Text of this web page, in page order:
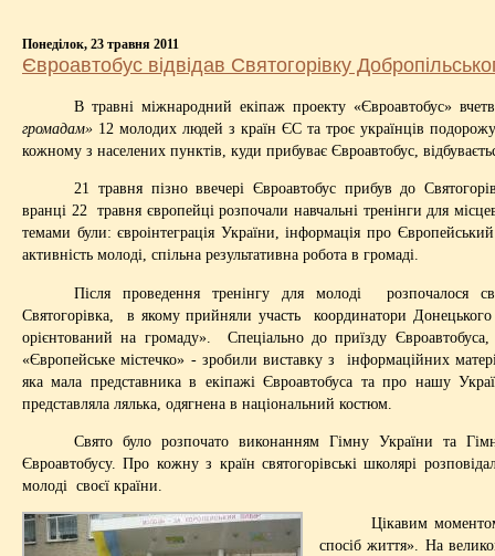
Понеділок, 23 травня 2011
Євроавтобус відвідав Святогорівку
В травні міжнародний екіпаж проекту «Євроавтобус»
громадам» 12 молодих людей з країн ЄС та троє українців
кожному з населених пунктів, куди прибуває Євроавтобус, відбу
21 травня пізно ввечері Євроавтобус прибув до
вранці 22 травня європейці розпочали навчальні тренінги для
темами були: євроінтеграція України, інформація про
активність молоді, спільна результативна робота в громаді.
Після проведення тренінгу для молоді
розпочалося
Святогорівка,
в якому прийняли участь
координатори
орієнтований на громаду».
Спеціально до приїзду Євроавтобуса,
«Європейське містечко» - зробили виставку з
інформаційних
яка мала представника в екіпажі Євроавтобуса та про нашу
представляла лялька, одягнена в національний костюм.
Свято було розпочато виконанням Гімну України та
Євроавтобусу. Про кожну з країн святогорівські школярі
молоді своєї країни.
Цікавим
спосіб життя». На